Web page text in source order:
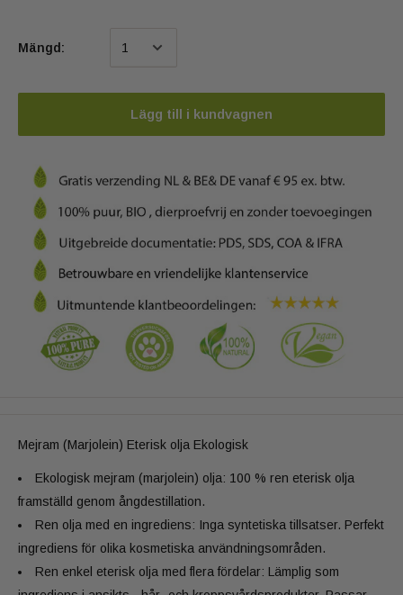
Mängd:
Lägg till i kundvagnen
Mejram (Marjolein) Eterisk olja Ekologisk
Ekologisk mejram (marjolein) olja: 100 % ren eterisk olja
framställd genom ångdestillation.
Ren olja med en ingrediens: Inga syntetiska tillsatser. Perfekt
ingrediens för olika kosmetiska användningsområden.
Ren enkel eterisk olja med flera fördelar: Lämplig som